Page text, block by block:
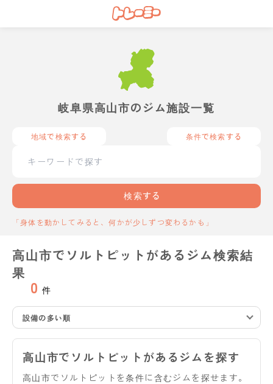
岐阜県高山市のジム施設一覧
地域で検索する 条件で検索する
検索する
「身体を動かしてみると、何かが少しずつ変わるかも」
高山市でソルトピットがあるジム検索結
果
0 件
設備の多い順
高山市でソルトピットがあるジムを探す
高山市でソルトピットを条件に含むジムを探せます。